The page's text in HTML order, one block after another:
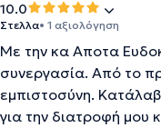
10.0
Στελλα• 1 αξιολόγηση
Με την κα Αποτα
συνεργασία. Από το
εμπιστοσύνη.
για την διατροφή μου